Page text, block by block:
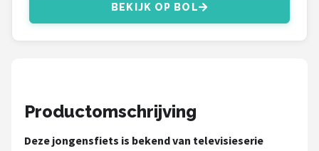
Schwalbe
Cortina
BEKIJK OP BOL
Productomschrijving
Deze jongensfiets is bekend van televisieserie